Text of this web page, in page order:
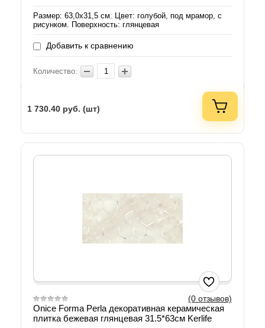
Размер: 63,0х31,5 см. Цвет: голубой, под мрамор, с
рисунком. Поверхность: глянцевая
Добавить к сравнению
Количество:
1 730.40 руб. (шт)
(0 отзывов)
Onice Forma Perla декоративная керамическая
плитка бежевая глянцевая 31.5*63см Kerlife